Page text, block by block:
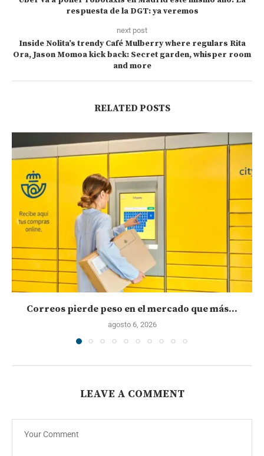
respuesta de la DGT: ya veremos
next post
Inside Nolita’s trendy Café Mulberry where regulars Rita
Ora, Jason Momoa kick back: Secret garden, whisper room
and more
RELATED POSTS
Correos pierde peso en el mercado que más...
agosto 6, 2026
LEAVE A COMMENT